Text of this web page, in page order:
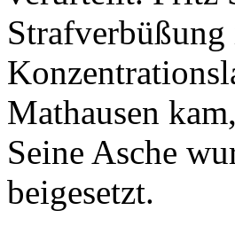
Mathausen
Seine Asche
beigesetzt.